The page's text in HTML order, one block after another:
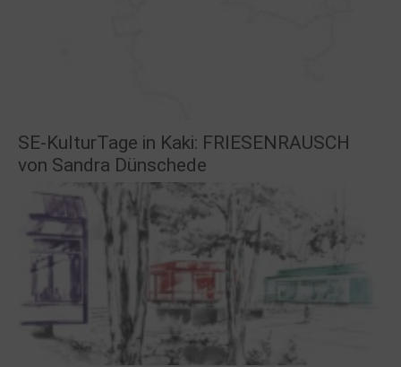
SE-KulturTage in Kaki: FRIESENRAUSCH
von Sandra Dünschede